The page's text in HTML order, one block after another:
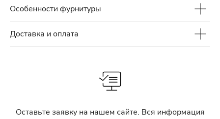
Особенности фурнитуры
Доставка и оплата
Оставьте заявку на нашем сайте. Вся информация